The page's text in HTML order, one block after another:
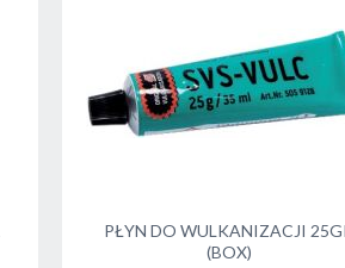
PŁYN DO WULKANIZACJI
(BOX)